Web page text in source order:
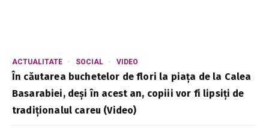
ACTUALITATE SOCIAL VIDEO
În căutarea buchetelor de flori la piața de la Calea
Basarabiei, deși în acest an, copiii vor fi lipsiți de
tradiționalul careu (Video)